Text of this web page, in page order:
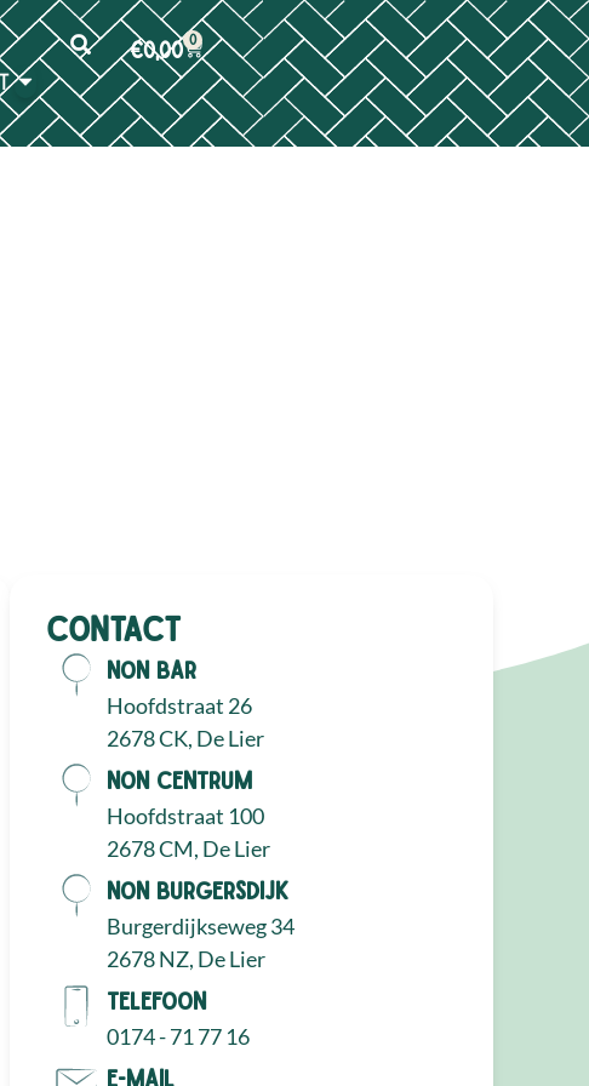
€0,00 0
Contact
NON Bar
Hoofdstraat 26
2678 CK, De Lier
NON Centrum
Hoofdstraat 100
2678 CM, De Lier
NON Burgersdijk
Burgerdijkseweg 34
2678 NZ, De Lier
Telefoon
0174 - 71 77 16
E-mail